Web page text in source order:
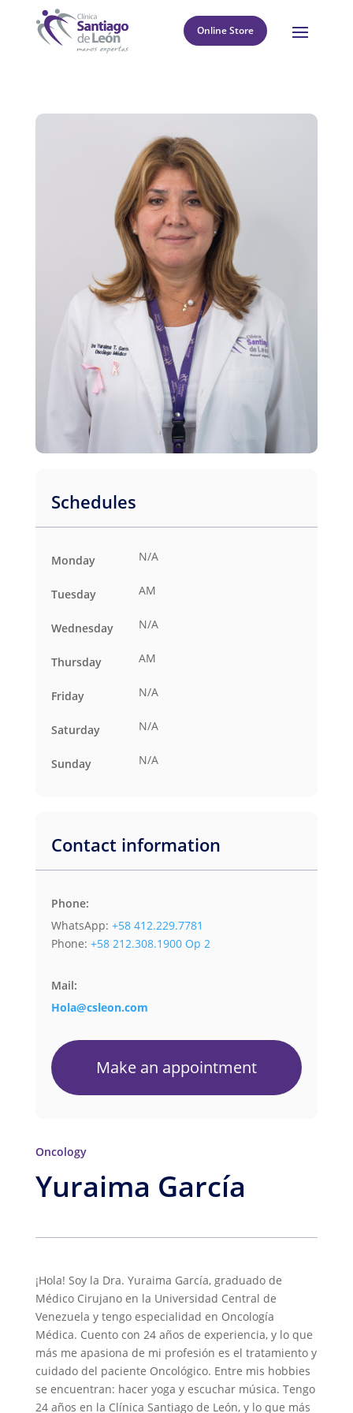
Online Store
Schedules
Monday N/A
Tuesday AM
Wednesday N/A
Thursday AM
Friday N/A
Saturday N/A
Sunday N/A
Contact information
Phone:
WhatsApp: +58 412.229.7781
Phone: +58 212.308.1900 Op 2
Mail:
Hola@csleon.com
Make an appointment
Oncology
Yuraima García
¡Hola! Soy la Dra. Yuraima García, graduado de
Médico Cirujano en la Universidad Central de
Venezuela y tengo especialidad en Oncología
Médica. Cuento con 24 años de experiencia, y lo que
más me apasiona de mi profesión es el tratamiento y
cuidado del paciente Oncológico. Entre mis hobbies
se encuentran: hacer yoga y escuchar música. Tengo
24 años en la Clínica Santiago de León, y lo que más